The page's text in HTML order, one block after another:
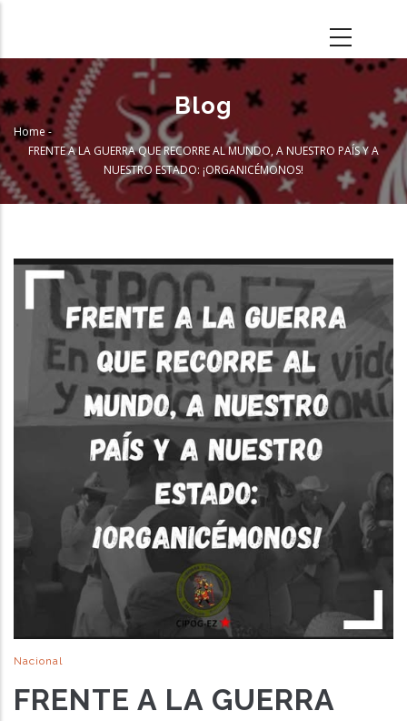
main
content
Blog
Breadcrumb
Home -
FRENTE A LA GUERRA QUE RECORRE AL MUNDO, A NUESTRO PAÍS Y A
NUESTRO ESTADO: ¡ORGANICÉMONOS!
Nacional
FRENTE A LA GUERRA